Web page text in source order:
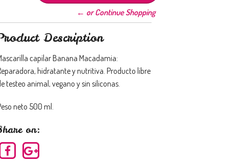
← or Continue Shopping
Description
capilar Banana Macadamia:
hidratante y nutritiva. Producto libre
testeo animal, vegano y sin siliconas.
neto 500 ml.
on: